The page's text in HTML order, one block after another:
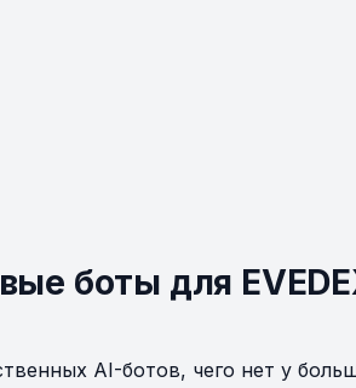
боты для
AI-ботов, чего нет у